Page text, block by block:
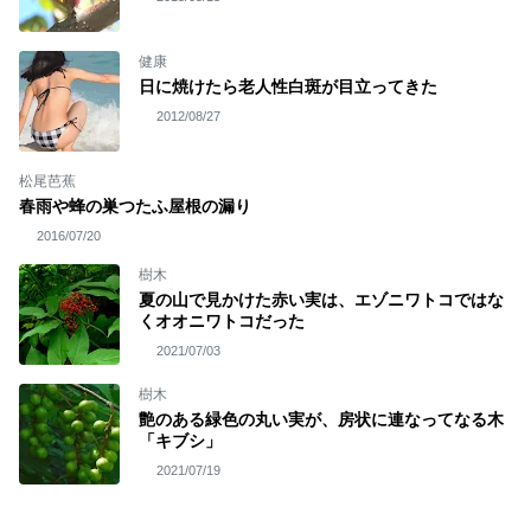
健康
日に焼けたら老人性白斑が目立ってきた
2012/08/27
松尾芭蕉
春雨や蜂の巣つたふ屋根の漏り
2016/07/20
樹木
夏の山で見かけた赤い実は、エゾニワトコではな
くオオニワトコだった
2021/07/03
樹木
艶のある緑色の丸い実が、房状に連なってなる木
「キブシ」
2021/07/19